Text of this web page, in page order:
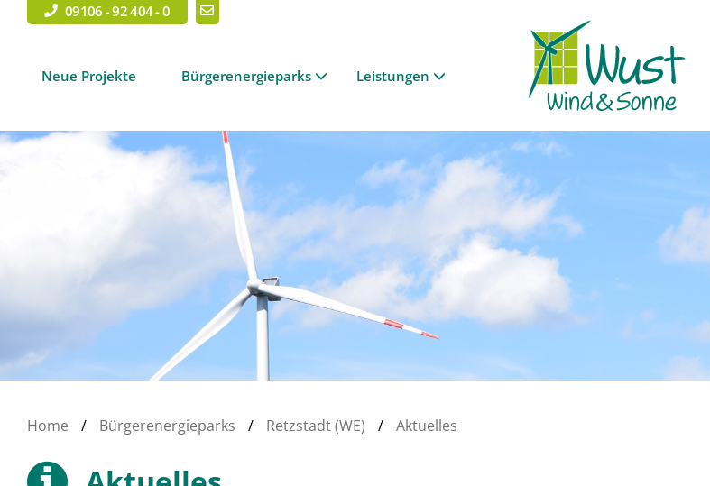
09106 - 92 404 - 0
Neue Projekte Bürgerenergieparks Leistungen
Home / Bürgerenergieparks / Retzstadt (WE) / Aktuelles